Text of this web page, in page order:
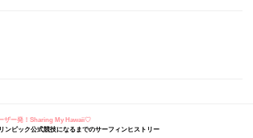
ザー発！Sharing My Hawaii♡
ンピック公式競技になるまでのサーフィンヒストリー